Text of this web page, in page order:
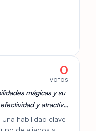
en un
0
votos
mágicas y su
y atractivo
habilidad clave